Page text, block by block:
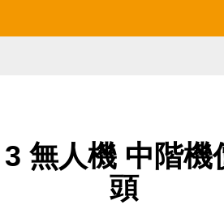
無人機 中階機
頭